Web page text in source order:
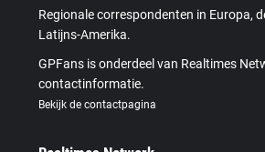
Regionale correspondenten in Europa,
Latijns-Amerika.
GPFans is onderdeel van Realtimes
contactinformatie.
Bekijk de contactpagina